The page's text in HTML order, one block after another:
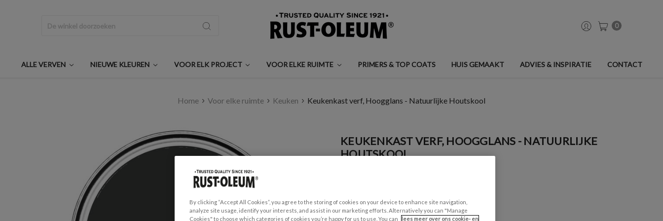
0
ALLE VERVEN NIEUWE KLEUREN VOOR ELK PROJECT VOOR ELKE RUIMTE PRIMERS & TOP COATS HUIS GEMAAKT ADVIES & INSPIRATIE CONTACT
Home Voor elke ruimte Keuken Keukenkast verf, Hoogglans - Natuurlijke Houtskool
KEUKENKAST VERF, HOOGGLANS - NATUURLIJKE
HOUTSKOOL
GESCHIKT VOOR:
By clicking “Accept All Cookies”, you agree to the storing of cookies on your device to enhance site navigation,
analyze site usage, identify your interests, and assist in our marketing efforts. Alternatively you can "Manage
Cookies" to choose which categories of cookies you’re happy for us to use. You can
lees meer over ons cookie- en